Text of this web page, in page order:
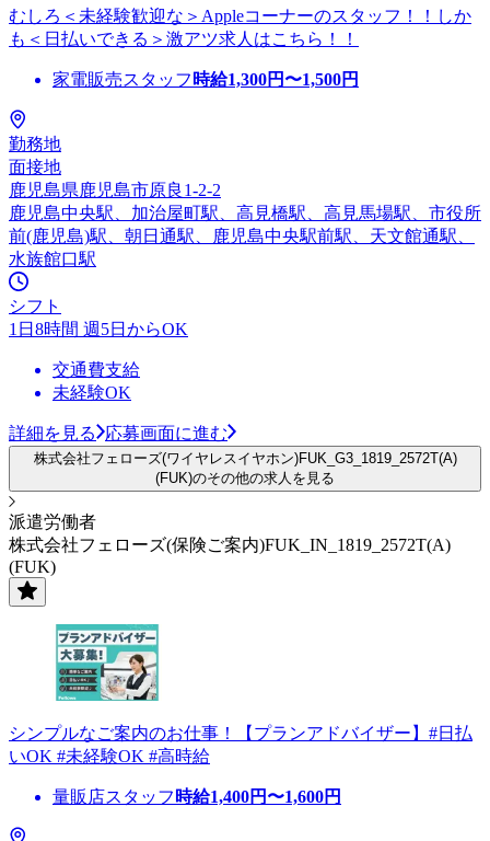
むしろ＜未経験歓迎な＞Appleコーナーのスタッフ！！しか
も＜日払いできる＞激アツ求人はこちら！！
家電販売スタッフ 時給1,300円〜1,500円
勤務地
面接地
鹿児島県鹿児島市原良1-2-2
鹿児島中央駅、加治屋町駅、高見橋駅、高見馬場駅、市役所
前(鹿児島)駅、朝日通駅、鹿児島中央駅前駅、天文館通駅、
水族館口駅
シフト
1日8時間 週5日からOK
交通費支給
未経験OK
詳細を見る 応募画面に進む
株式会社フェローズ(ワイヤレスイヤホン)FUK_G3_1819_2572T(A)
(FUK)のその他の求人を見る
派遣労働者
株式会社フェローズ(保険ご案内)FUK_IN_1819_2572T(A)
(FUK)
シンプルなご案内のお仕事！【プランアドバイザー】#日払
いOK #未経験OK #高時給
量販店スタッフ 時給1,400円〜1,600円